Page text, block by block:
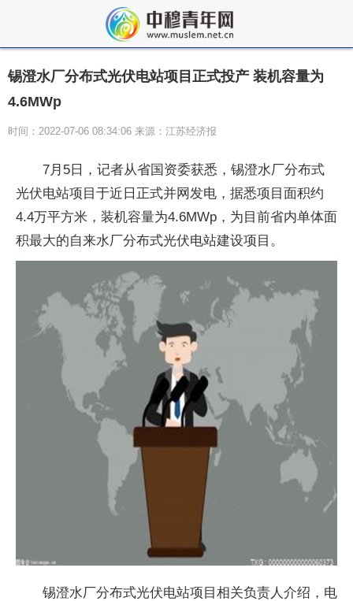
锡澄水厂分布式光伏电站项目正式投产 装机容量为
4.6MWp
时间：2022-07-06 08:34:06 来源：江苏经济报
7月5日，记者从省国资委获悉，锡澄水厂分布式
光伏电站项目于近日正式并网发电，据悉项目面积约
4.4万平方米，装机容量为4.6MWp，为目前省内单体面
积最大的自来水厂分布式光伏电站建设项目。
锡澄水厂分布式光伏电站项目相关负责人介绍，电